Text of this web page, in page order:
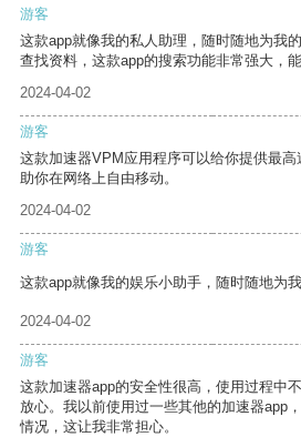
游客
这款app就像我的私人助理，随时随地为我
查找资料，这款app的搜索功能非常强大，
2024-04-02
游客
这款加速器VPM应用程序可以给你提供最
助你在网络上自由移动。
2024-04-02
游客
这款app就像我的娱乐小助手，随时随地为
2024-04-02
游客
这款加速器app的安全性很高，使用过程中
放心。我以前使用过一些其他的加速器app
情况，这让我非常担心。